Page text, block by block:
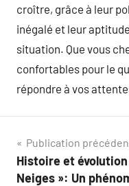
croître, grâce à leur
inégalé et leur
situation. Que vous
confortables pour le
répondre à vos
Navigation
de
Publication
Histoire et
Neiges »: Un